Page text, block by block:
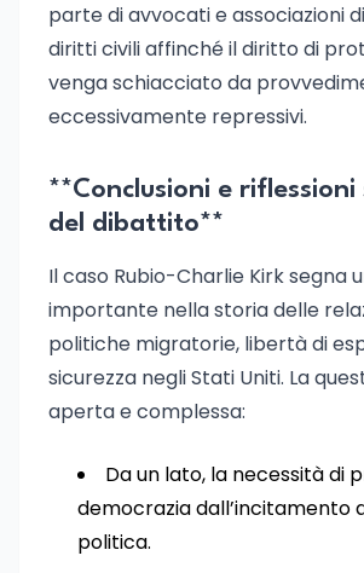
parte di avvocati e associazioni
diritti civili affinché il diritto di
venga schiacciato da
eccessivamente repressivi.
**Conclusioni e
del dibattito**
Il caso Rubio-Charlie Kirk segna
importante nella storia delle
politiche migratorie, libertà di
sicurezza negli Stati Uniti. La
aperta e complessa:
Da un lato, la necessità di
democrazia dall’incitamento
politica.